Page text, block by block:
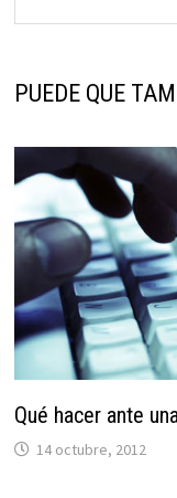
PUEDE QUE
Qué hacer ante
14 octubre, 2012